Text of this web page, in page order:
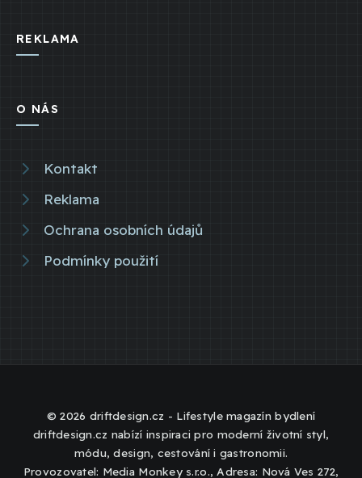
REKLAMA
O NÁS
Kontakt
Reklama
Ochrana osobních údajů
Podmínky použití
© 2026 driftdesign.cz - Lifestyle magazín bydlení
driftdesign.cz nabízí inspiraci pro moderní životní styl,
módu, design, cestování i gastronomii.
Provozovatel: Media Monkey s.r.o., Adresa: Nová Ves 272,